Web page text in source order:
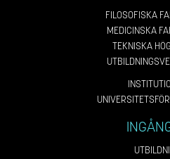
FILOSOFISKA
MEDICINSKA
TEKNISKA